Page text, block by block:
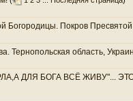
Покров
Тернопольская область,
ДЛЯ БОГА ВСЁ ЖИВУ"...